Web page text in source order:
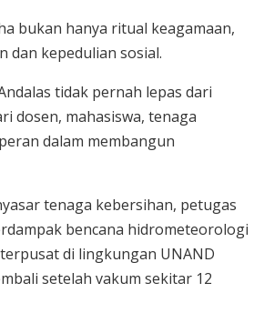
bukan hanya ritual keagamaan,
dan kepedulian sosial.
tidak pernah lepas dari
dosen, mahasiswa, tenaga
dalam membangun
tenaga kebersihan, petugas
bencana hidrometeorologi
di lingkungan UNAND
setelah vakum sekitar 12